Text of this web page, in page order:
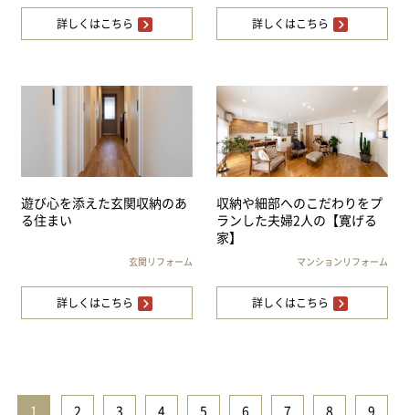
詳しくはこちら 詳しくはこちら
遊び心を添えた玄関収納のあ
る住まい
玄関リフォーム
詳しくはこちら
収納や細部へのこだわりをプ
ランした夫婦2人の【寛げる
家】
マンションリフォーム
詳しくはこちら
1 2 3 4 5 6 7 8 9